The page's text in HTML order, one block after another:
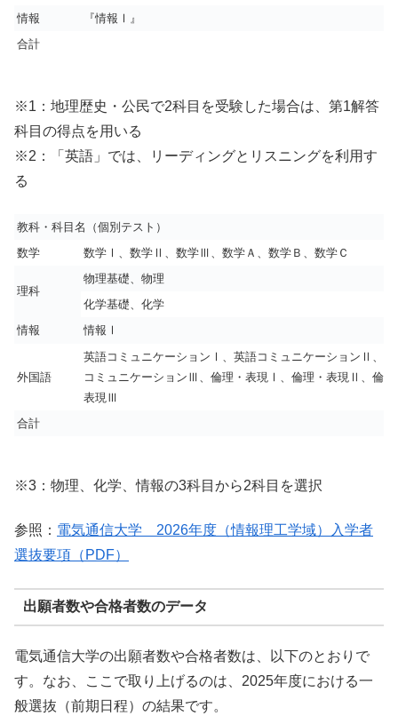
情報
『情報Ⅰ』
合計
※1：地理歴史・公民で2科目を受験した場合は、第1解答
科目の得点を用いる
※2：「英語」では、リーディングとリスニングを利用す
る
教科・科目名（個別テスト ）
数学
数学Ⅰ 数学Ⅱ 数学Ⅲ 数学Ａ 数学Ｂ 、数学Ｃ
理科
物理基礎
物理
化学基礎
化学
情報
情報Ⅰ
外国語
英語コミュニケーションⅠ、英語コミュニケーションⅡ、英
コミュニケーションⅢ、倫理・表現Ⅰ、倫理・表現Ⅱ、倫理
表現Ⅲ
合計
※3：物理、化学、情報の3科目から2科目を選択
参照： 電気通信大学 2026年度（情報理工学域）入学者
選抜要項（PDF）
出願者数や合格者数のデータ
電気通信大学の出願者数や合格者数は、以下のとおりで
す。なお、ここで取り上げるのは、2025年度における一
般選抜（前期日程）の結果です。